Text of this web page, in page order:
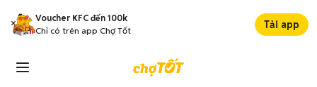
Voucher KFC đến 100k
Chỉ có trên app Chợ Tốt
Tải app